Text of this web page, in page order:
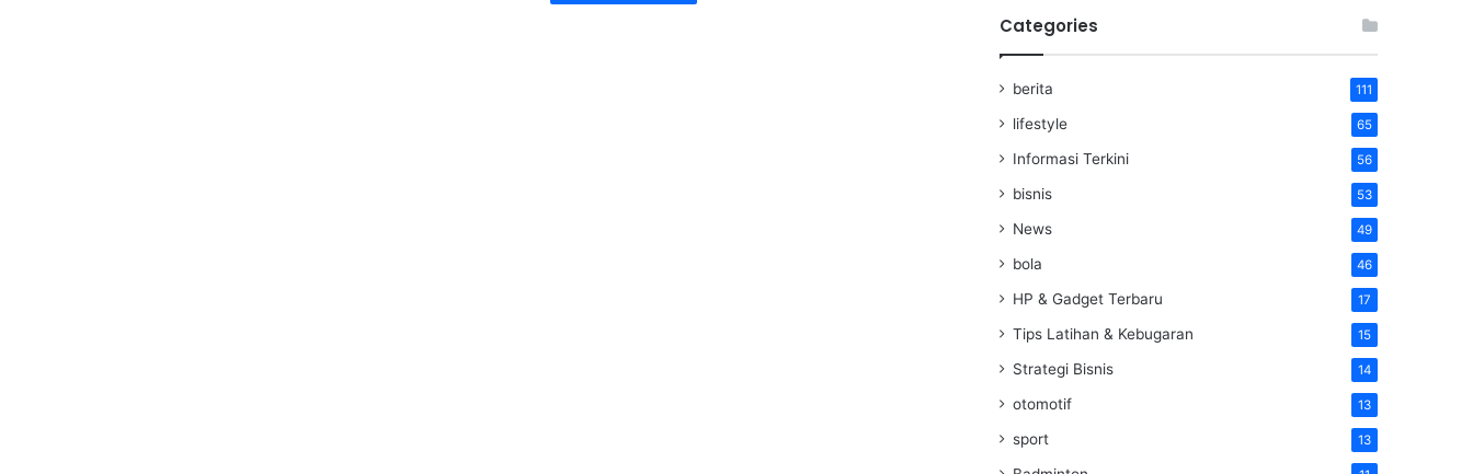
Categories
berita 111
lifestyle 65
Informasi Terkini 56
bisnis 53
News 49
bola 46
HP & Gadget Terbaru 17
Tips Latihan & Kebugaran 15
Strategi Bisnis 14
otomotif 13
sport 13